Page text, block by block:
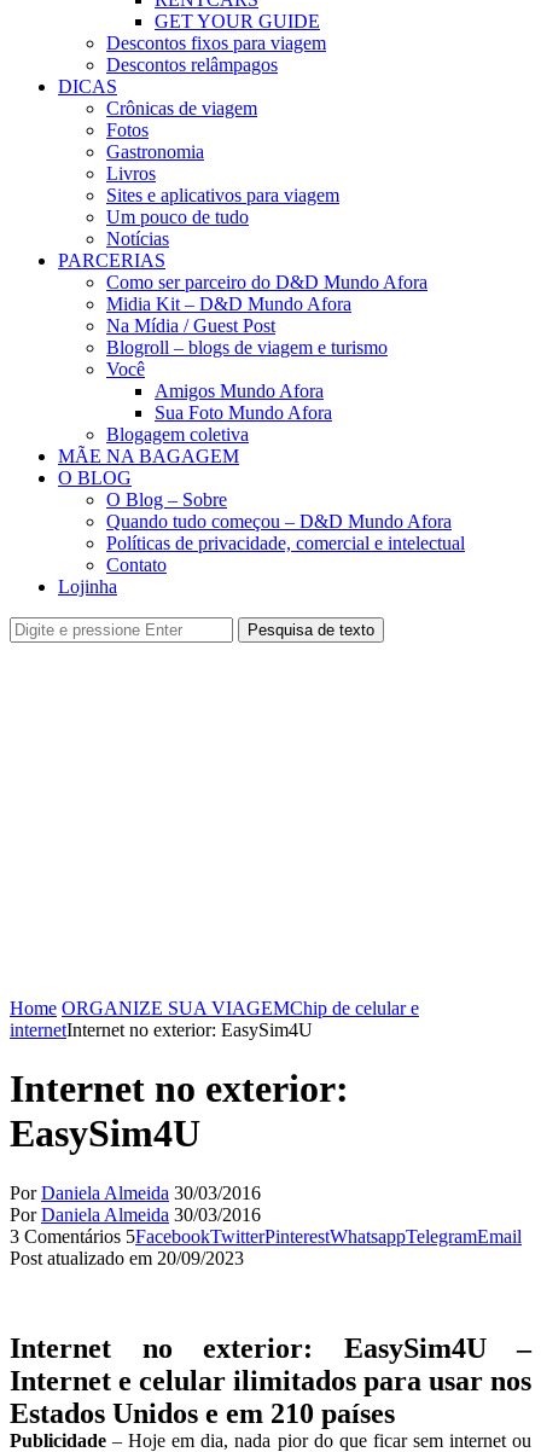
GET YOUR GUIDE
Descontos fixos para viagem
Descontos relâmpagos
DICAS
Crônicas de viagem
Fotos
Gastronomia
Livros
Sites e aplicativos para viagem
Um pouco de tudo
Notícias
PARCERIAS
Como ser parceiro do D&D Mundo Afora
Midia Kit – D&D Mundo Afora
Na Mídia / Guest Post
Blogroll – blogs de viagem e turismo
Você
Amigos Mundo Afora
Sua Foto Mundo Afora
Blogagem coletiva
MÃE NA BAGAGEM
O BLOG
O Blog – Sobre
Quando tudo começou – D&D Mundo Afora
Políticas de privacidade, comercial e intelectual
Contato
Lojinha
Pesquisa de texto
Home ORGANIZE SUA VIAGEMChip de celular e
internetInternet no exterior: EasySim4U
Internet no exterior:
EasySim4U
PorDaniela Almeida 30/03/2016
PorDaniela Almeida 30/03/2016
3 Comentários 5FacebookTwitterPinterestWhatsappTelegramEmail
Post atualizado em 20/09/2023
Internet no exterior: EasySim4U –
Internet e celular ilimitados para usar nos
Estados Unidos e em 210 países
Publicidade– Hoje em dia, nada pior do que ficar sem internet ou